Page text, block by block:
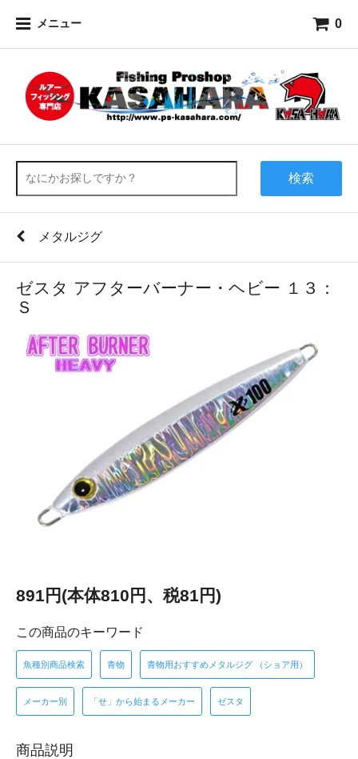
メニュー 0
検索
メタルジグ
ゼスタ アフターバーナー・ヘビー １３：
Ｓ
891円(本体810円、税81円)
この商品のキーワード
魚種別商品検索 青物 青物用おすすめメタルジグ （ショア用）
メーカー別 「せ」から始まるメーカー ゼスタ
商品説明